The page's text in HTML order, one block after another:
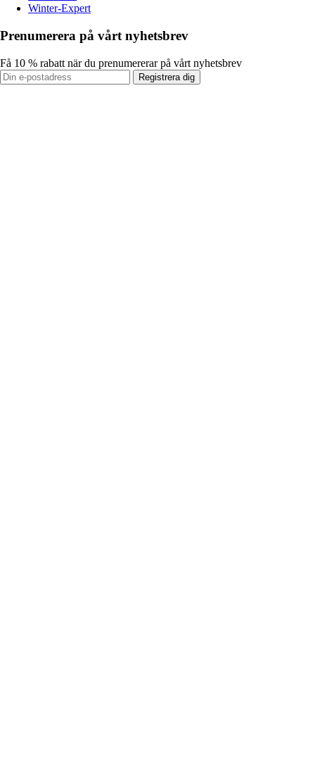
Winter-Expert
Prenumerera på vårt nyhetsbrev
Få 10 % rabatt när du prenumererar på vårt nyhetsbrev
Registrera dig